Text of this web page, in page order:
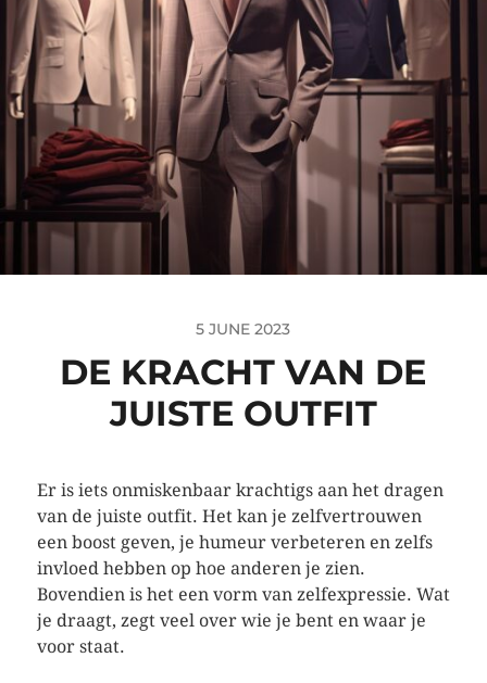
5 JUNE 2023
DE KRACHT VAN DE
JUISTE OUTFIT
Er is iets onmiskenbaar krachtigs aan het dragen
van de juiste outfit. Het kan je zelfvertrouwen
een boost geven, je humeur verbeteren en zelfs
invloed hebben op hoe anderen je zien.
Bovendien is het een vorm van zelfexpressie. Wat
je draagt, zegt veel over wie je bent en waar je
voor staat.